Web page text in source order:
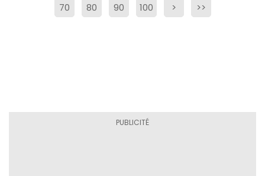
70
80 90 100 > >>